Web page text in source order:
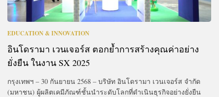
EDUCATION & INNOVATION
อินโดรามา เวนเจอร์ส ตอกย้ำการสร้างคุณค่าอย่าง
ยั่งยืน ในงาน SX 2025
กรุงเทพฯ – 30 กันยายน 2568 – บริษัท อินโดรามา เวนเจอร์ส จำกัด
(มหาชน) ผู้ผลิตเคมีภัณฑ์ชั้นนำระดับโลกที่ดำเนินธุรกิจอย่างยั่งยืน